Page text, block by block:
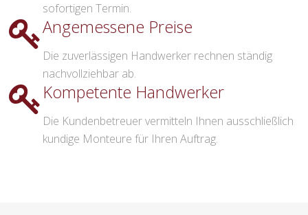
sofortigen Termin.
Angemessene Preise
Die zuverlässigen Handwerker rechnen ständig
nachvollziehbar ab.
Kompetente Handwerker
Die Kundenbetreuer vermitteln Ihnen ausschließlich
kundige Monteure für Ihren Auftrag.